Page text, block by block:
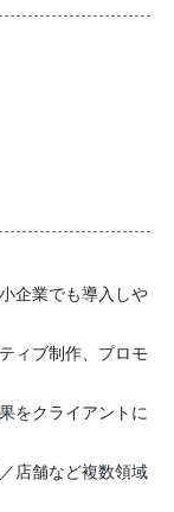
企業でも導入しや
ィブ制作、プロモ
をクライアントに
店舗など複数領域